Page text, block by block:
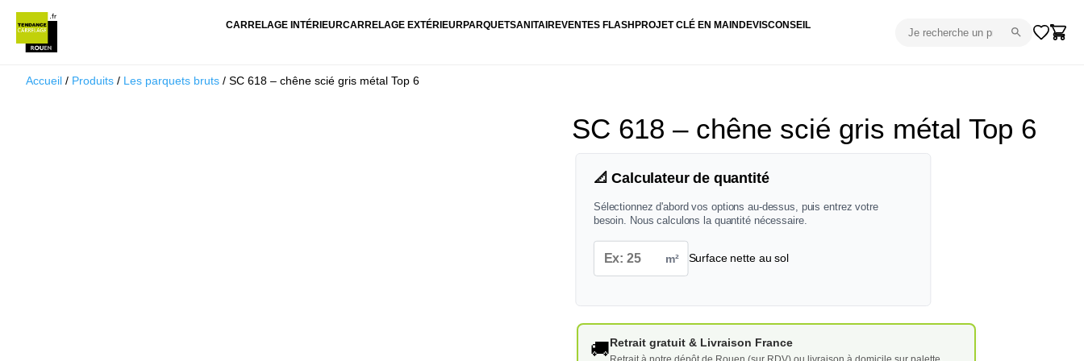
CARRELAGE INTÉRIEURCARRELAGE EXTÉRIEURPARQUETSANITAIREVENTES FLASH PROJET CLÉ EN MAIN DEVISCONSEIL
Accueil / Produits / Les parquets bruts / SC 618 – chêne scié gris métal Top 6
SC 618 – chêne scié gris métal Top 6
📐 Calculateur de quantité
Sélectionnez d'abord vos options au-dessus, puis entrez votre
besoin. Nous calculons la quantité nécessaire.
m² Surface nette au sol
🚚Retrait gratuit & Livraison France